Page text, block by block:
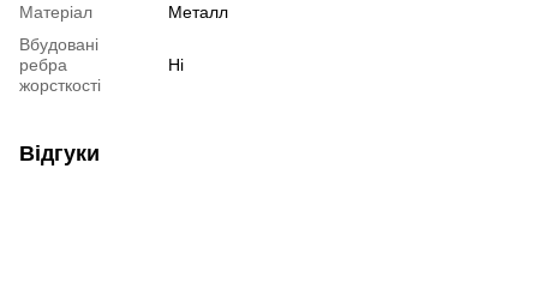
Матеріал
Металл
Вбудовані
ребра
жорсткості
Ні
Відгуки